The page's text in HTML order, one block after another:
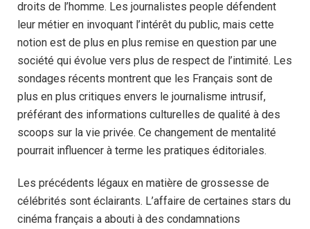
droits de l’homme. Les journalistes people défendent
leur métier en invoquant l’intérêt du public, mais cette
notion est de plus en plus remise en question par une
société qui évolue vers plus de respect de l’intimité. Les
sondages récents montrent que les Français sont de
plus en plus critiques envers le journalisme intrusif,
préférant des informations culturelles de qualité à des
scoops sur la vie privée. Ce changement de mentalité
pourrait influencer à terme les pratiques éditoriales.
Les précédents légaux en matière de grossesse de
célébrités sont éclairants. L’affaire de certaines stars du
cinéma français a abouti à des condamnations